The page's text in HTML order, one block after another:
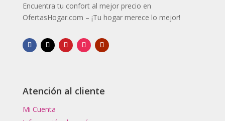
Encuentra tu confort al mejor precio en
OfertasHogar.com – ¡Tu hogar merece lo mejor!
Atención al cliente
Mi Cuenta